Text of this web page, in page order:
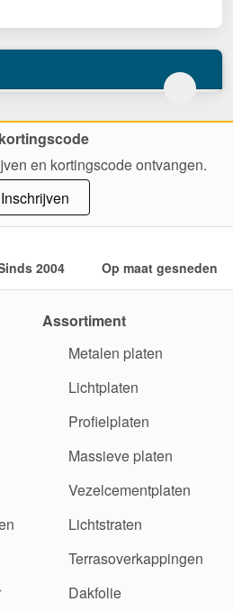
en kortingscode ontvangen.
Inschrijven
2004 Op maat gesneden
Assortiment
Metalen platen
Lichtplaten
Profielplaten
Massieve platen
Vezelcementplaten
Lichtstraten
Terrasoverkappingen
Dakfolie